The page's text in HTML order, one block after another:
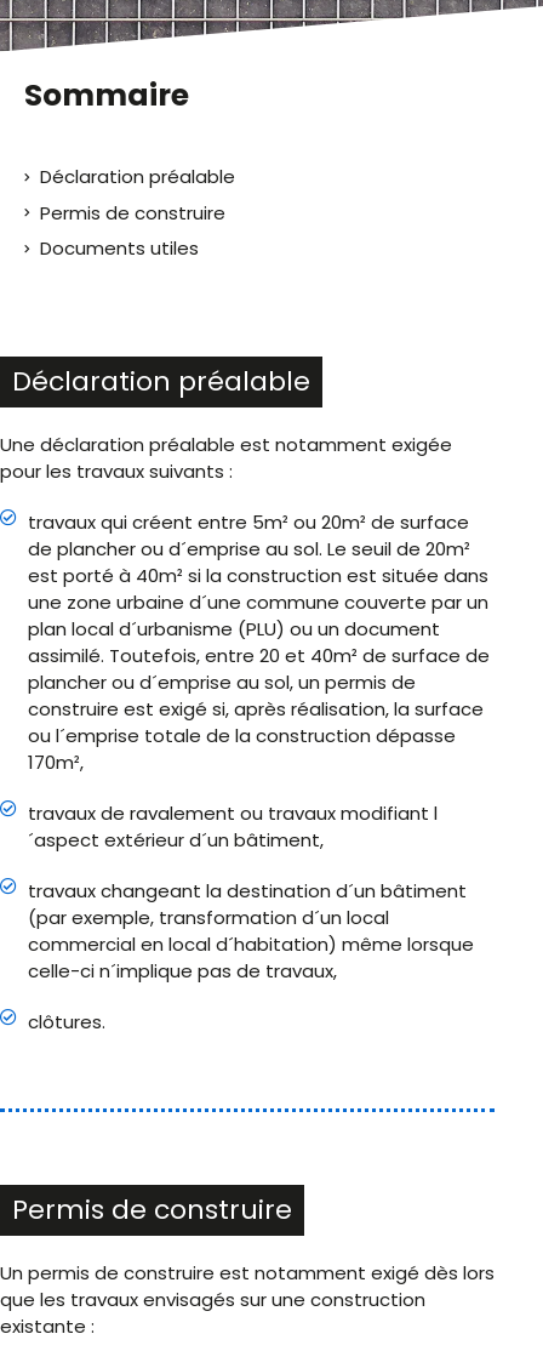
Sommaire
Déclaration préalable
Permis de construire
Documents utiles
Déclaration préalable
Une déclaration préalable est notamment exigée
pour les travaux suivants :
travaux qui créent entre 5m² ou 20m² de surface
de plancher ou d´emprise au sol. Le seuil de 20m²
est porté à 40m² si la construction est située dans
une zone urbaine d´une commune couverte par un
plan local d´urbanisme (PLU) ou un document
assimilé. Toutefois, entre 20 et 40m² de surface de
plancher ou d´emprise au sol, un permis de
construire est exigé si, après réalisation, la surface
ou l´emprise totale de la construction dépasse
170m²,
travaux de ravalement ou travaux modifiant l
´aspect extérieur d´un bâtiment,
travaux changeant la destination d´un bâtiment
(par exemple, transformation d´un local
commercial en local d´habitation) même lorsque
celle-ci n´implique pas de travaux,
clôtures.
Permis de construire
Un permis de construire est notamment exigé dès lors
que les travaux envisagés sur une construction
existante :